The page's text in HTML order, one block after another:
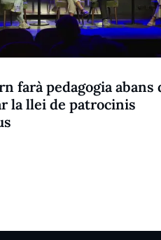
farà pedagogia abans
la llei de patrocinis